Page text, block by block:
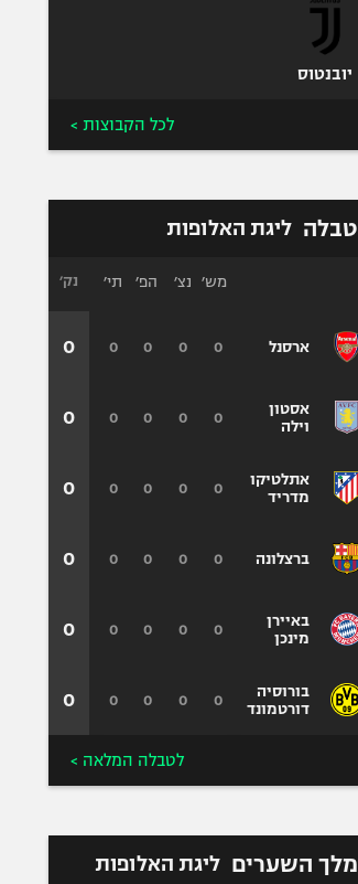
יובנטוס
לכל הקבוצות >
טבלה ליגת האלופות
ארסנל
אסטון
וילה
אתלטיקו
מדריד
ברצלונה
באיירן
מינכן
בורוסיה
דורטמונד
מש׳ נצ׳ הפ׳ תי׳
0
0
0
0
0
0
0
0
0
0
0
0
0
0
0
0
0
0
0
0
0
0
0
0
נק׳
0
0
0
0
0
0
לטבלה המלאה >
מלך השערים ליגת האלופות